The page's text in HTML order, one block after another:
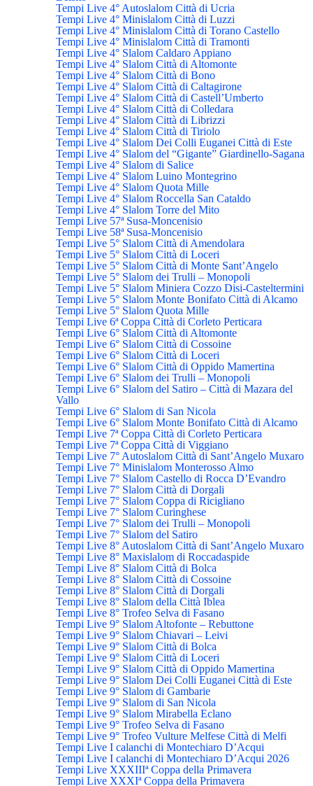
Tempi Live 4° Autoslalom Città di Ucria
Tempi Live 4° Minislalom Città di Luzzi
Tempi Live 4° Minislalom Città di Torano Castello
Tempi Live 4° Minislalom Città di Tramonti
Tempi Live 4° Slalom Caldaro Appiano
Tempi Live 4° Slalom Città di Altomonte
Tempi Live 4° Slalom Città di Bono
Tempi Live 4° Slalom Città di Caltagirone
Tempi Live 4° Slalom Città di Castell’Umberto
Tempi Live 4° Slalom Città di Colledara
Tempi Live 4° Slalom Città di Librizzi
Tempi Live 4° Slalom Città di Tiriolo
Tempi Live 4° Slalom Dei Colli Euganei Città di Este
Tempi Live 4° Slalom del “Gigante” Giardinello-Sagana
Tempi Live 4° Slalom di Salice
Tempi Live 4° Slalom Luino Montegrino
Tempi Live 4° Slalom Quota Mille
Tempi Live 4° Slalom Roccella San Cataldo
Tempi Live 4° Slalom Torre del Mito
Tempi Live 57ª Susa-Moncenisio
Tempi Live 58ª Susa-Moncenisio
Tempi Live 5° Slalom Città di Amendolara
Tempi Live 5° Slalom Città di Loceri
Tempi Live 5° Slalom Città di Monte Sant’Angelo
Tempi Live 5° Slalom dei Trulli – Monopoli
Tempi Live 5° Slalom Miniera Cozzo Disi-Casteltermini
Tempi Live 5° Slalom Monte Bonifato Città di Alcamo
Tempi Live 5° Slalom Quota Mille
Tempi Live 6ª Coppa Città di Corleto Perticara
Tempi Live 6° Slalom Città di Altomonte
Tempi Live 6° Slalom Città di Cossoine
Tempi Live 6° Slalom Città di Loceri
Tempi Live 6° Slalom Città di Oppido Mamertina
Tempi Live 6° Slalom dei Trulli – Monopoli
Tempi Live 6° Slalom del Satiro – Città di Mazara del
Vallo
Tempi Live 6° Slalom di San Nicola
Tempi Live 6° Slalom Monte Bonifato Città di Alcamo
Tempi Live 7ª Coppa Città di Corleto Perticara
Tempi Live 7ª Coppa Città di Viggiano
Tempi Live 7° Autoslalom Città di Sant’Angelo Muxaro
Tempi Live 7° Minislalom Monterosso Almo
Tempi Live 7° Slalom Castello di Rocca D’Evandro
Tempi Live 7° Slalom Città di Dorgali
Tempi Live 7° Slalom Coppa di Ricigliano
Tempi Live 7° Slalom Curinghese
Tempi Live 7° Slalom dei Trulli – Monopoli
Tempi Live 7° Slalom del Satiro
Tempi Live 8° Autoslalom Città di Sant’Angelo Muxaro
Tempi Live 8° Maxislalom di Roccadaspide
Tempi Live 8° Slalom Città di Bolca
Tempi Live 8° Slalom Città di Cossoine
Tempi Live 8° Slalom Città di Dorgali
Tempi Live 8° Slalom della Città Iblea
Tempi Live 8° Trofeo Selva di Fasano
Tempi Live 9° Slalom Altofonte – Rebuttone
Tempi Live 9° Slalom Chiavari – Leivi
Tempi Live 9° Slalom Città di Bolca
Tempi Live 9° Slalom Città di Loceri
Tempi Live 9° Slalom Città di Oppido Mamertina
Tempi Live 9° Slalom Dei Colli Euganei Città di Este
Tempi Live 9° Slalom di Gambarie
Tempi Live 9° Slalom di San Nicola
Tempi Live 9° Slalom Mirabella Eclano
Tempi Live 9° Trofeo Selva di Fasano
Tempi Live 9° Trofeo Vulture Melfese Città di Melfi
Tempi Live I calanchi di Montechiaro D’Acqui
Tempi Live I calanchi di Montechiaro D’Acqui 2026
Tempi Live XXXIIIª Coppa della Primavera
Tempi Live XXXIª Coppa della Primavera